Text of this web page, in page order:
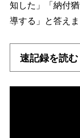
知した」「納付
導する」と答えま
速記録を読む